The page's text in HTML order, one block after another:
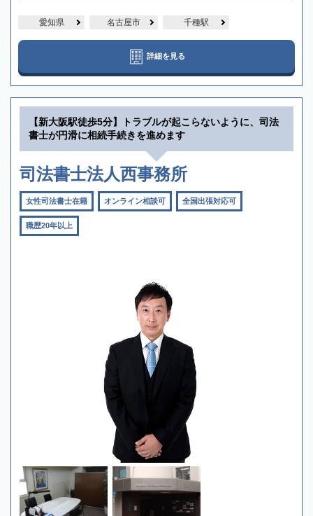
愛知県 名古屋市 千種駅
詳細を見る
【新大阪駅徒歩5分】トラブルが起こらないように、司法
書士が円滑に相続手続きを進めます
司法書士法人西事務所
女性司法書士在籍 オンライン相談可 全国出張対応可
職歴20年以上